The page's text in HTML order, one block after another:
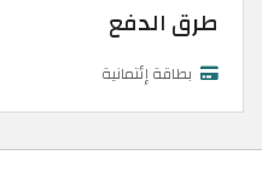
طرق الدفع
بطاقة إئتمانية